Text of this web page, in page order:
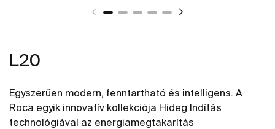
L20
Egyszerűen modern, fenntartható és intelligens. A
Roca egyik innovatív kollekciója Hideg Indítás
technológiával az energiamegtakarítás